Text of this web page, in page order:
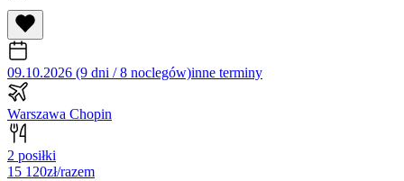
09.10.2026 (9 dni / 8 noclegów)inne terminy
Warszawa Chopin
2 posiłki
15 120zł/razem